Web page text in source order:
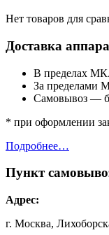
Нет товаров для
Доставка
В пределах
За пределами
Самовывоз —
* при оформлении
Подробнее…
Пункт
Адрес:
г. Москва,